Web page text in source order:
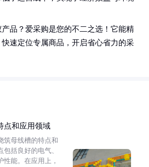
品？爱采购是您的不二之选！它能精
速定位专属商品，开启省心省力的采
点和应用领域
筑母线槽的特点和
包括良好的电气、
性能。在应用上，